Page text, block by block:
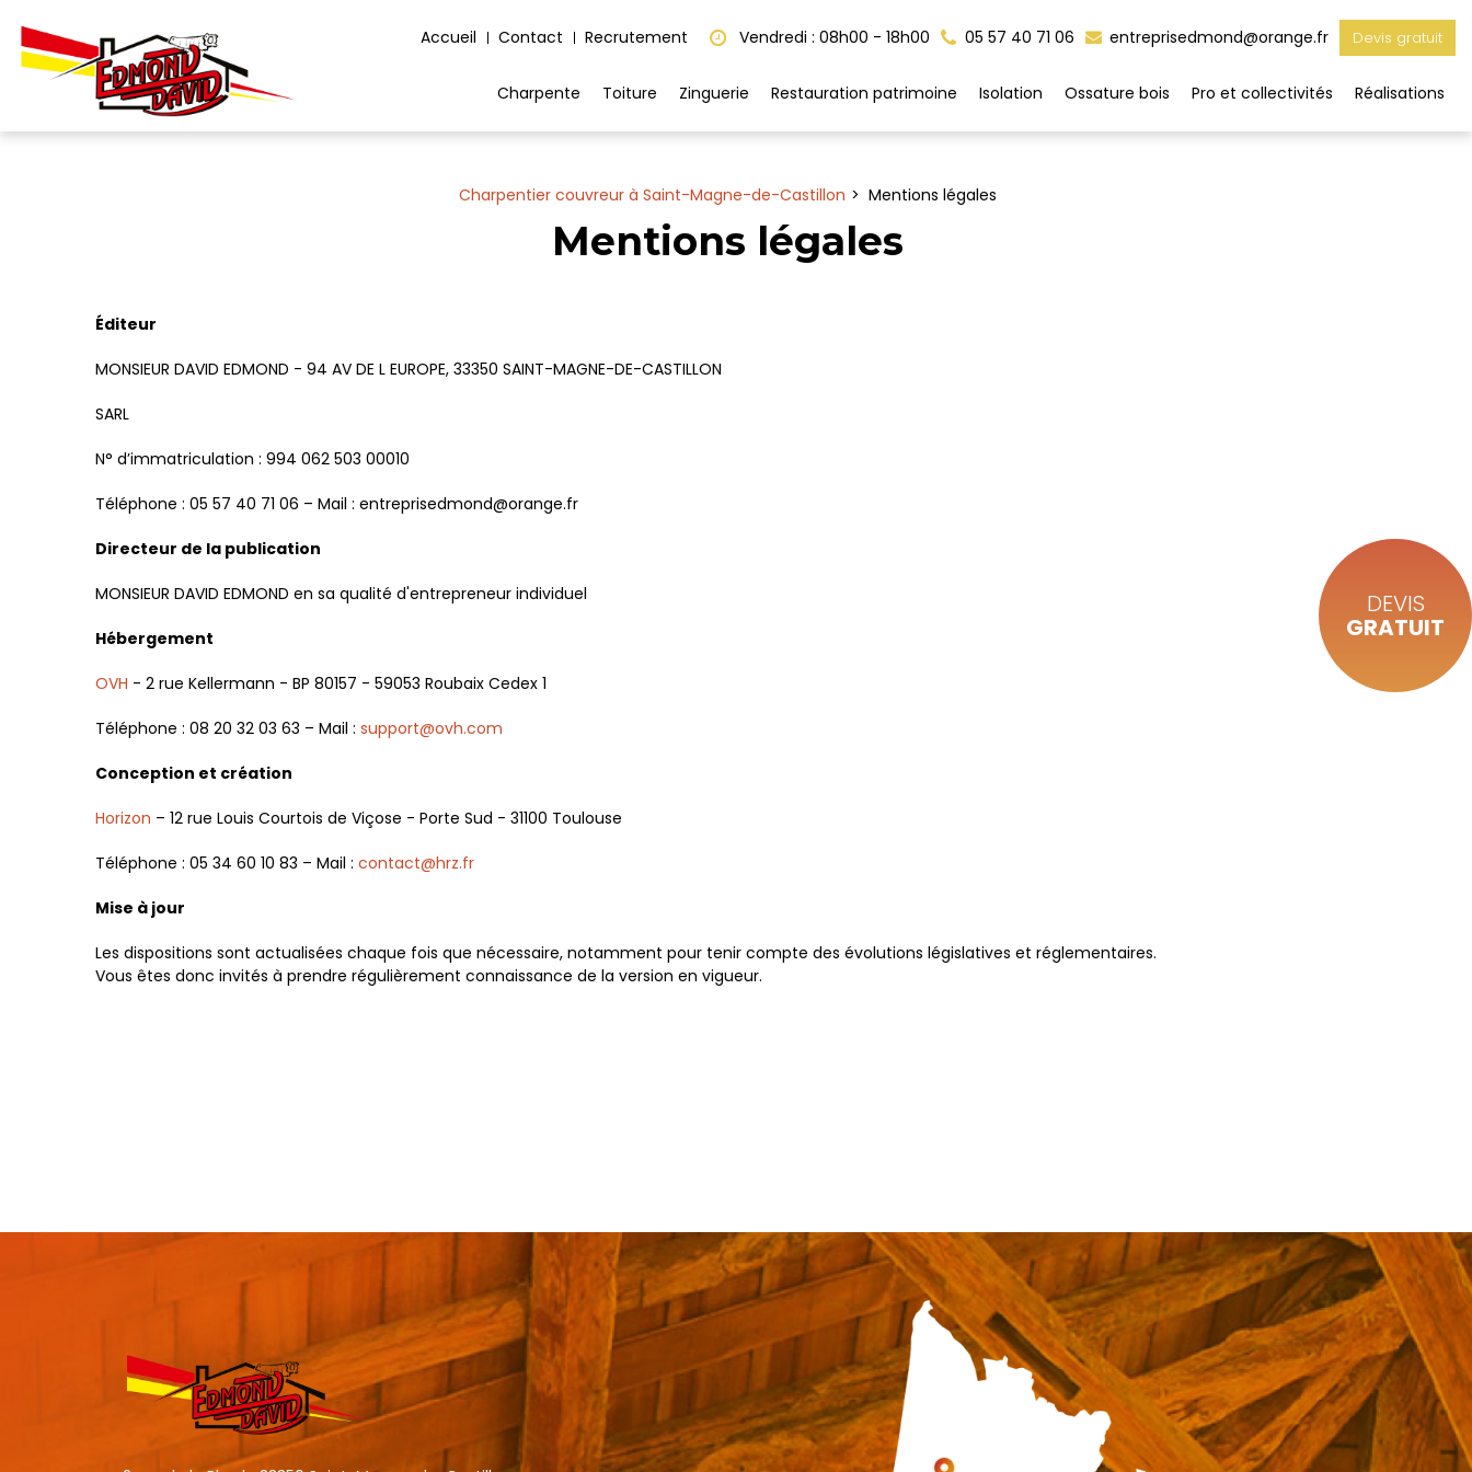
Accueil Contact Recrutement Vendredi : 08h00 - 18h00 05 57 40 71 06 entreprisedmond@orange.fr Devis gratuit
Charpente Toiture Zinguerie Restauration patrimoine Isolation Ossature bois Pro et collectivités Réalisations
Charpentier couvreur à Saint-Magne-de-Castillon Mentions légales
Mentions légales
Éditeur
MONSIEUR DAVID EDMOND - 94 AV DE L EUROPE, 33350 SAINT-MAGNE-DE-CASTILLON
SARL
N° d’immatriculation : 994 062 503 00010
Téléphone : 05 57 40 71 06 – Mail : entreprisedmond@orange.fr
Directeur de la publication
MONSIEUR DAVID EDMOND en sa qualité d'entrepreneur individuel
Hébergement
OVH - 2 rue Kellermann - BP 80157 - 59053 Roubaix Cedex 1
Téléphone : 08 20 32 03 63 – Mail : support@ovh.com
Conception et création
Horizon – 12 rue Louis Courtois de Viçose - Porte Sud - 31100 Toulouse
Téléphone : 05 34 60 10 83 – Mail : contact@hrz.fr
Mise à jour
Les dispositions sont actualisées chaque fois que nécessaire, notamment pour tenir compte des évolutions législatives et réglementaires.
Vous êtes donc invités à prendre régulièrement connaissance de la version en vigueur.
DEVIS
GRATUIT